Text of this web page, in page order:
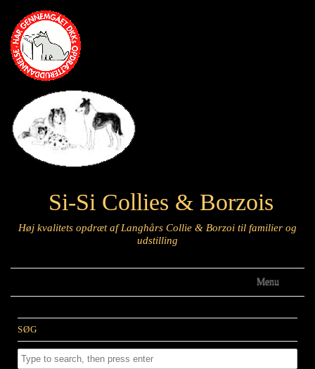
Si-Si Collies & Borzois
Høj kvalitets opdræt af Langhårs Collie & Borzoi til familier og
udstilling
Menu
SØG